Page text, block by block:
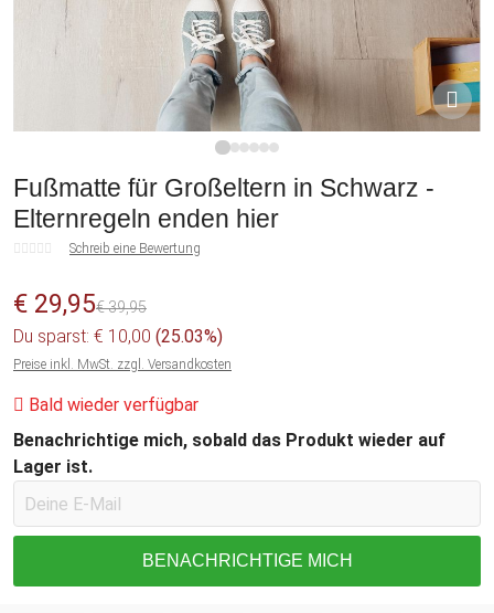
Fußmatte für Großeltern in Schwarz -
Elternregeln enden hier
Schreib eine Bewertung
€ 29,95€ 39,95
Du sparst: € 10,00 (25.03%)
Preise inkl. MwSt. zzgl. Versandkosten
Bald wieder verfügbar
Benachrichtige mich, sobald das Produkt wieder auf
Lager ist.
BENACHRICHTIGE MICH